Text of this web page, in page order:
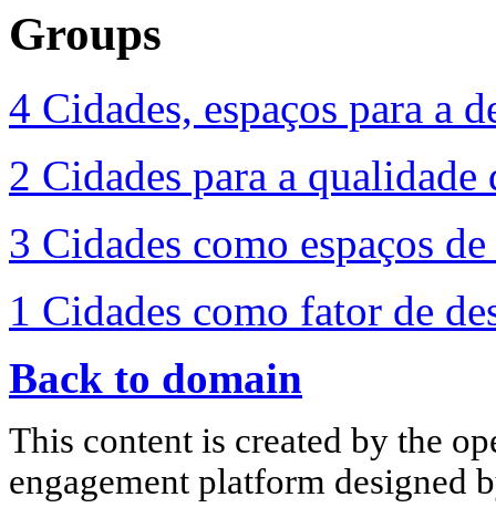
Groups
4 Cidades, espaços para a
2 Cidades para a qualidade
3 Cidades como espaços
1 Cidades como fator de
Back to domain
This content is created by the
engagement platform designed